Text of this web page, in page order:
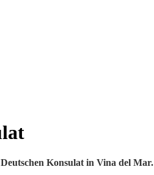
Konsulat in Vina del Mar.